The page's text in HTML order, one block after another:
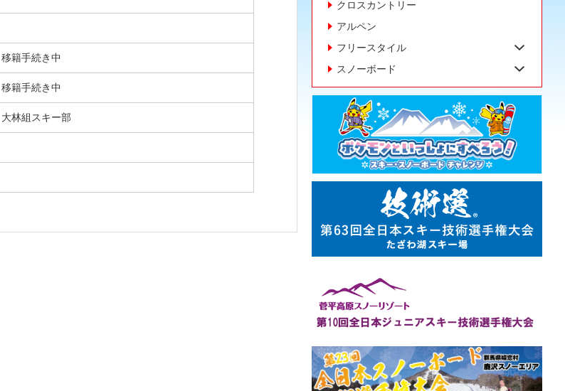
移籍手続き中
移籍手続き中
大林組スキー部
クロスカントリー
アルペン
フリースタイル
スノーボード